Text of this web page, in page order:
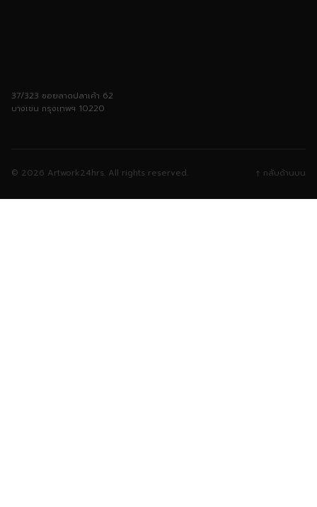
37/323 ซอยลาดปลาเค้า 62
บางเขน กรุงเทพฯ 10220
© 2026 Artwork24hrs. All rights reserved. ↑ กลับด้านบน